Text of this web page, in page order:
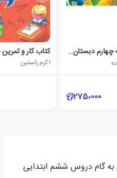
هفته به هفته چهارم دبستان منتشران
275،000
اکرم راستین
به گام دروس ششم ابتدایی